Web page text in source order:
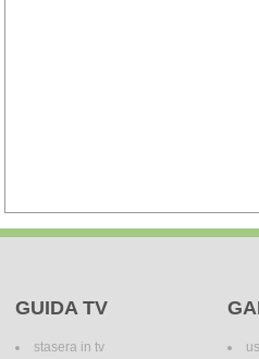
GUIDA TV
stasera in tv